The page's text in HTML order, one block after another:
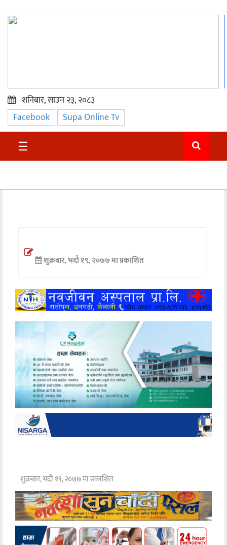
प्रमुख
समाचार
सुदुर
अन्तर्वार्ता
खेलकुद
मनोरञ्जन
अन्य
शनिबार, साउन २३, २०८३
Facebook Supa Online Tv
☰
शुक्रबार, भदौ १९, २०७७ मा प्रकाशित
शुक्रबार, भदौ १९, २०७७ मा प्रकाशित